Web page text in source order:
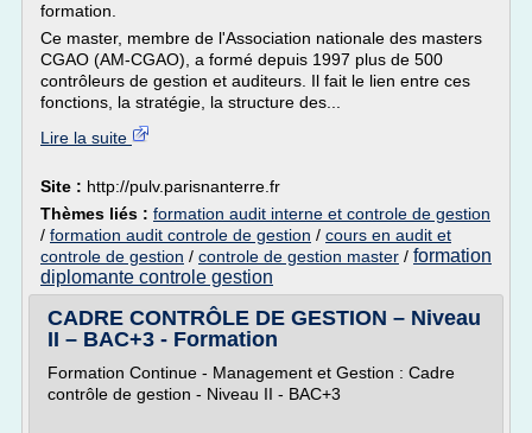
formation.
Ce master, membre de l'Association nationale des masters
CGAO (AM-CGAO), a formé depuis 1997 plus de 500
contrôleurs de gestion et auditeurs. Il fait le lien entre ces
fonctions, la stratégie, la structure des...
Lire la suite
Site : http://pulv.parisnanterre.fr
Thèmes liés : formation audit interne et controle de gestion
/ formation audit controle de gestion / cours en audit et
controle de gestion / controle de gestion master / formation
diplomante controle gestion
CADRE CONTRÔLE DE GESTION – Niveau
II – BAC+3 - Formation
Formation Continue - Management et Gestion : Cadre
contrôle de gestion - Niveau II - BAC+3